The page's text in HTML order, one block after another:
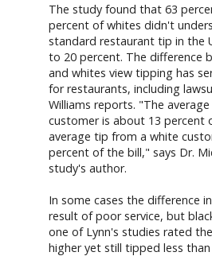
The study found that 63
percent of whites didn't
standard restaurant tip in the
to 20 percent. The difference
and whites view tipping has
for restaurants, including
Williams reports. "The
customer is about 13 percent
average tip from a white
percent of the bill," says Dr.
study's author.
In some cases the difference
result of poor service, but
one of Lynn's studies rated
higher yet still tipped less than